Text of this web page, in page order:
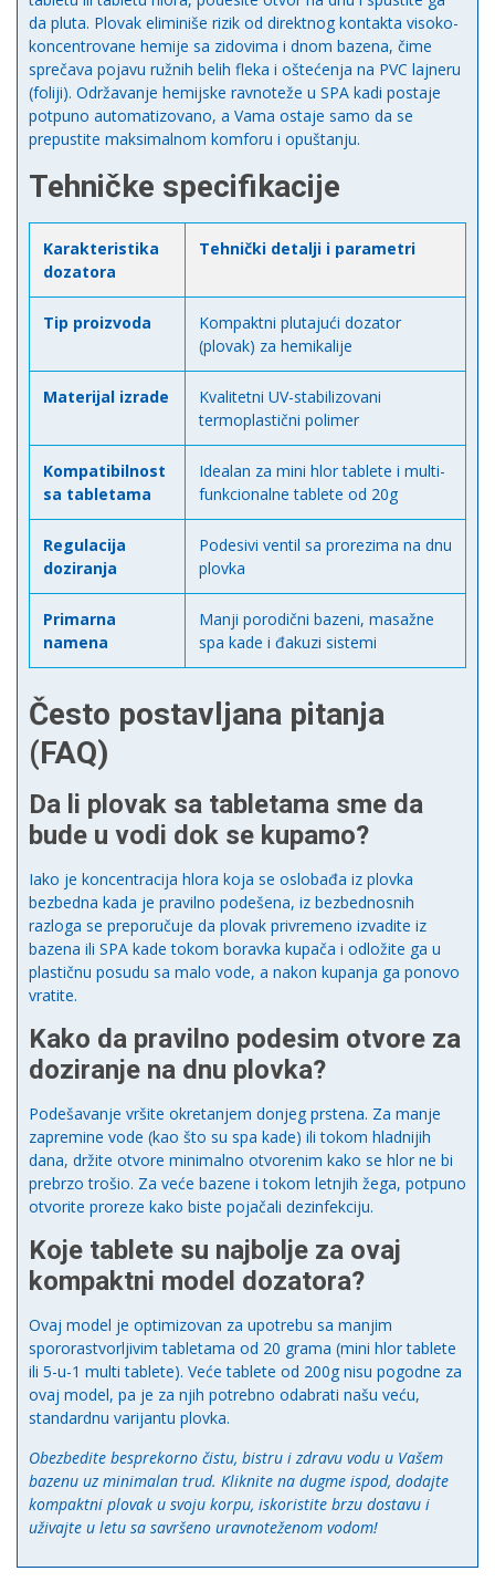
da pluta. Plovak eliminiše rizik od direktnog kontakta visoko-
koncentrovane hemije sa zidovima i dnom bazena, čime
sprečava pojavu ružnih belih fleka i oštećenja na PVC lajneru
(foliji). Održavanje hemijske ravnoteže u SPA kadi postaje
potpuno automatizovano, a Vama ostaje samo da se
prepustite maksimalnom komforu i opuštanju.
Tehničke specifikacije
Karakteristika
dozatora
Tehnički detalji i parametri
Tip proizvoda
Kompaktni plutajući dozator
(plovak) za hemikalije
Materijal izrade
Kvalitetni UV-stabilizovani
termoplastični polimer
Kompatibilnost
sa tabletama
Idealan za mini hlor tablete i multi-
funkcionalne tablete od 20g
Regulacija
doziranja
Podesivi ventil sa prorezima na dnu
plovka
Primarna
namena
Manji porodični bazeni, masažne
spa kade i đakuzi sistemi
Često postavljana pitanja
(FAQ)
Da li plovak sa tabletama sme da
bude u vodi dok se kupamo?
Iako je koncentracija hlora koja se oslobađa iz plovka
bezbedna kada je pravilno podešena, iz bezbednosnih
razloga se preporučuje da plovak privremeno izvadite iz
bazena ili SPA kade tokom boravka kupača i odložite ga u
plastičnu posudu sa malo vode, a nakon kupanja ga ponovo
vratite.
Kako da pravilno podesim otvore za
doziranje na dnu plovka?
Podešavanje vršite okretanjem donjeg prstena. Za manje
zapremine vode (kao što su spa kade) ili tokom hladnijih
dana, držite otvore minimalno otvorenim kako se hlor ne bi
prebrzo trošio. Za veće bazene i tokom letnjih žega, potpuno
otvorite proreze kako biste pojačali dezinfekciju.
Koje tablete su najbolje za ovaj
kompaktni model dozatora?
Ovaj model je optimizovan za upotrebu sa manjim
spororastvorljivim tabletama od 20 grama (mini hlor tablete
ili 5-u-1 multi tablete). Veće tablete od 200g nisu pogodne za
ovaj model, pa je za njih potrebno odabrati našu veću,
standardnu varijantu plovka.
Obezbedite besprekorno čistu, bistru i zdravu vodu u Vašem
bazenu uz minimalan trud. Kliknite na dugme ispod, dodajte
kompaktni plovak u svoju korpu, iskoristite brzu dostavu i
uživajte u letu sa savršeno uravnoteženom vodom!